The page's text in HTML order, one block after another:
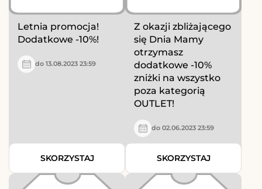
Letnia promocja!
Dodatkowe -10%!
do 13.08.2023 23:59
SKORZYSTAJ
Z okazji zbliżającego
się Dnia Mamy
otrzymasz
dodatkowe -10%
zniżki na wszystko
poza kategorią
OUTLET!
do 02.06.2023 23:59
SKORZYSTAJ